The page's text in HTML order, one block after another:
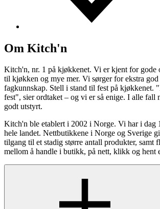
Om Kitch'n
Kitch'n, nr. 1 på kjøkkenet. Vi er kjent for gode
til kjøkken og mye mer. Vi sørger for ekstra god
fagkunnskap. Stell i stand til fest på kjøkkenet.
fest", sier ordtaket – og vi er så enige. I alle fall
godt utstyrt.
Kitch'n ble etablert i 2002 i Norge. Vi har i dag
hele landet. Nettbutikkene i Norge og Sverige
tilgang til et stadig større antall produkter, samt
mellom å handle i butikk, på nett, klikk og hent